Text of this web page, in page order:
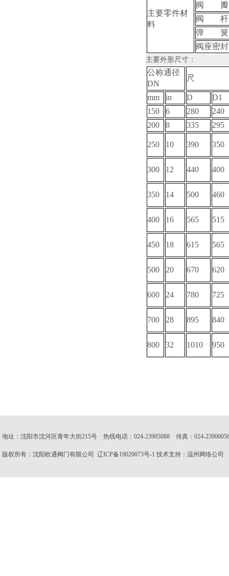
主要零件材
料
阀 瓣
阀 杆
弹 簧
阀座密
主要外形尺寸：
公称通径
DN
尺
mm in D
D1
150
6 280
240
200
8 335 295
250 10 390 350
300 12 440 400
350 14 500 460
400 16 565 515
450 18 615 565
500 20 670 620
600 24 780 725
700 28 895 840
800 32 1010 950
地址：沈阳市沈河区青年大街215号 热线电话：024-23905088 传真：024-
版权所有：沈阳欧通阀门有限公司 辽ICP备19020073号-1 技术支持： 温州网络公司